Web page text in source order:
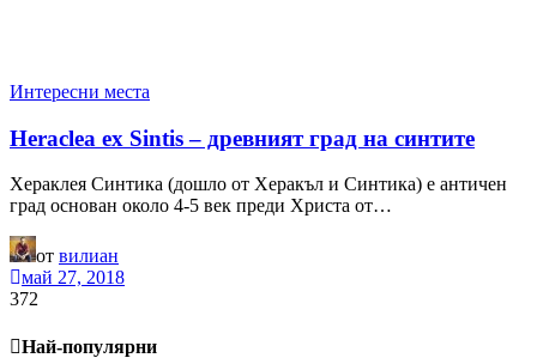
Интересни места
Heraclea ex Sintis – древният град на синтите
Хераклея Синтика (дошло от Херакъл и Синтика) е античен
град основан около 4-5 век преди Христа от…
от вилиан
май 27, 2018
372
Най-популярни